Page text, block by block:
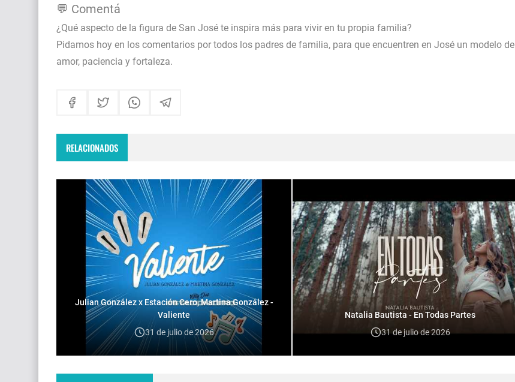
💬 Comentá
¿Qué aspecto de la figura de San José te inspira más para vivir en tu propia familia?
Pidamos hoy en los comentarios por todos los padres de familia, para que encuentren en José un modelo de
amor, paciencia y fortaleza.
RELACIONADOS
Julian González x Estación Cero, Martina González -
Valiente
31 de julio de 2026
Natalia Bautista - En Todas Partes
31 de julio de 2026